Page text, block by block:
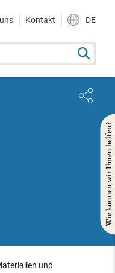
Kontakt DE
und
Wie können wir Ihnen helfen?